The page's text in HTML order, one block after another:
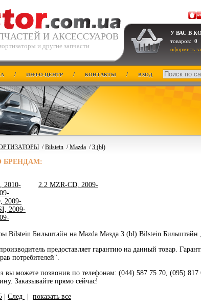
И АКСЕССУАРОВ
и другие запчасти
У ВАС В
товаров: 0
оформить
/ ИНФО-ЦЕНТР / КОНТАКТЫ / ВХОД
/Bilstein /Mazda /3 (bl)
БРЕНДАМ:
2010-
2009-
2009-
2.2 MZR-CD, 2009-
Bilstein Бильштайн на Mazda Мазда 3 (bl) Bilstein Бильштайн
предоставляет гарантию на данный товар.
потребителей".
вы можете позвонив по телефонам: (044) 587 75 70, (095)
Заказывайте прямо сейчас!
След показать все